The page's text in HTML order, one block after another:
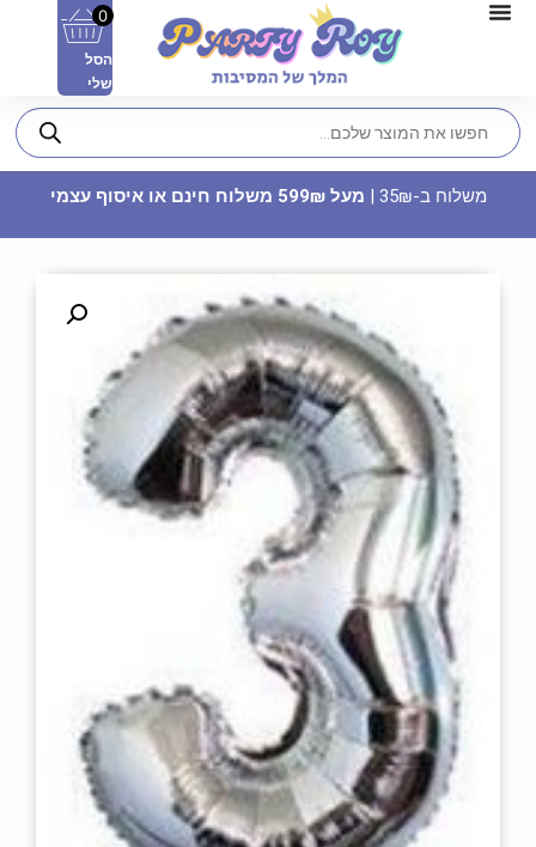
תמצית טעם - אננס
29.90₪
+
0
הסל
שלי
משלוח ב-35₪ | מעל 599₪ משלוח חינם או איסוף עצמי